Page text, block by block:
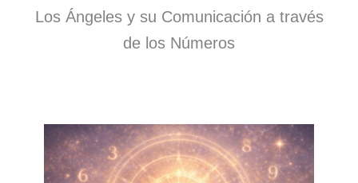
Los Ángeles y su Comunicación a través
de los Números